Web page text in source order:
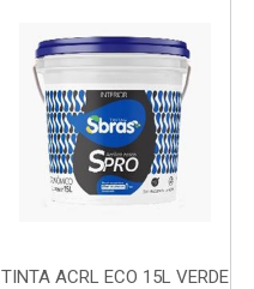
TINTA ACRL ECO 15L VERDE